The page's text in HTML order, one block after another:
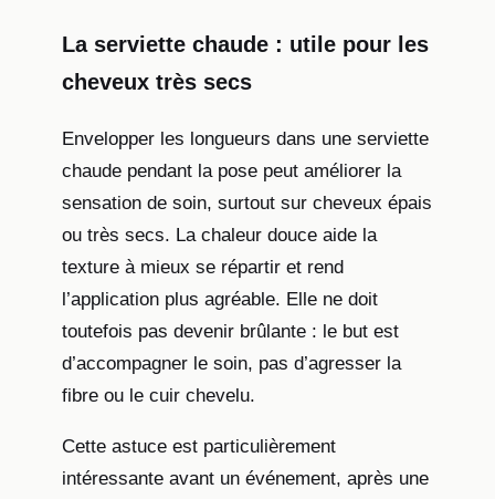
La serviette chaude : utile pour les
cheveux très secs
Envelopper les longueurs dans une serviette
chaude pendant la pose peut améliorer la
sensation de soin, surtout sur cheveux épais
ou très secs. La chaleur douce aide la
texture à mieux se répartir et rend
l’application plus agréable. Elle ne doit
toutefois pas devenir brûlante : le but est
d’accompagner le soin, pas d’agresser la
fibre ou le cuir chevelu.
Cette astuce est particulièrement
intéressante avant un événement, après une